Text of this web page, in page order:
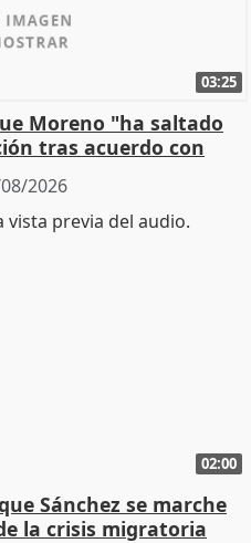
03:25
Moreno "ha saltado
tras acuerdo con
2026
02:00
Sánchez se marche
la crisis migratoria